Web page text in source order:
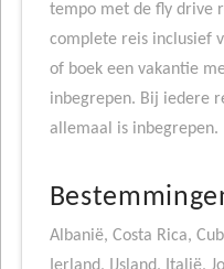
tempo met de fly drive
complete reis inclusief
of boek een vakantie
inbegrepen. Bij iedere
allemaal is inbegrepen.
Albanië, Costa Rica,